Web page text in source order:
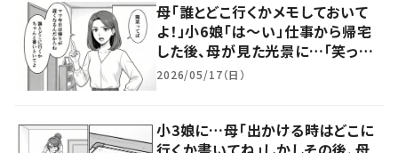
母「誰とどこ行くかメモしておいて
よ！」小6娘「は～い」仕事から帰宅
した後、母が見た光景に…「笑った」
「ステキ」「え、完璧すぎん？」
2026/05/17（日）
小3娘に…母「出かける時はどこに